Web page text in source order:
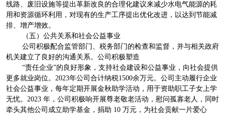
线路、废旧设施等提出革新改良的合理化建议来减少水电气能源的耗
用和资源循环利用，对现有的生产工序提出优化改进，以达到节能减
排、增产增效。
（五）公共关系和社会公益事业
公司积极配合监管部门、税务部门的检查和监督，并与相关政府
机关建立了良好的沟通关系。公司积极塑造
“责任企业”的良好形象，支持社会建设和公益事业，向社会提供
更多就业岗位。2023年公司合计纳税1500余万元。公司主动履行企业
社会公益事业，每年定期开展金秋助学活动，用于资助职工子女上学
无忧。2023 年，公司积极响开展尊老敬老活动，慰问孤寡老人，同时
牵头其他公司成立助学基金，捐助 10 万元，为社会贡献一片爱心